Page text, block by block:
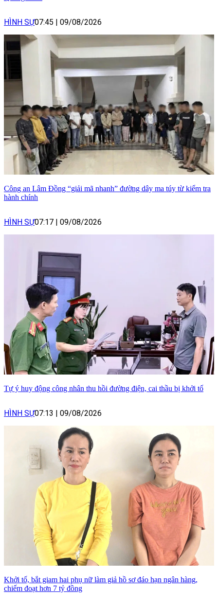
HÌNH SỰ07:45 09/08/2026
Công an Lâm Đồng “giải mã nhanh” đường dây ma túy từ kiểm tra
hành chính
HÌNH SỰ07:17 09/08/2026
Tự ý huy động công nhân thu hồi đường điện, cai thầu bị khởi tố
HÌNH SỰ07:13 09/08/2026
Khởi tố, bắt giam hai phụ nữ làm giả hồ sơ đáo hạn ngân hàng,
chiếm đoạt hơn 7 tỷ đồng